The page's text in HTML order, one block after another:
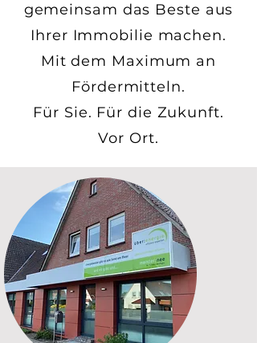
gemeinsam das Beste aus
Ihrer Immobilie machen.
Mit dem Maximum an
Fördermitteln.
Für Sie. Für die Zukunft.
Vor Ort.